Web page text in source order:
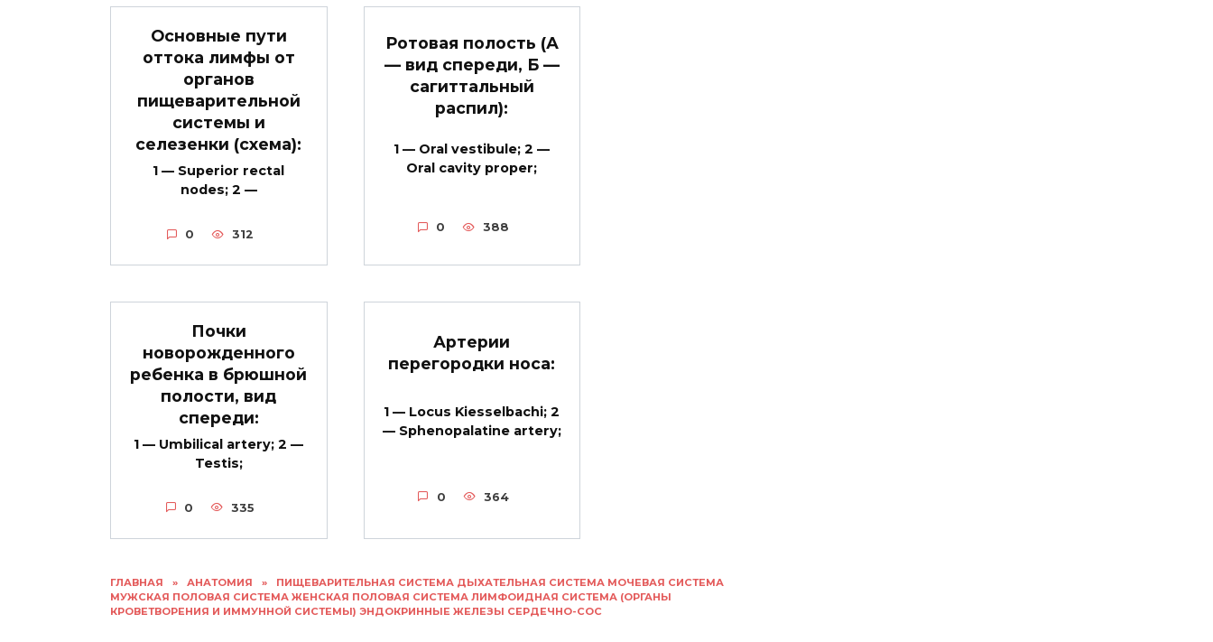
ГЛАВНАЯ » АНАТОМИЯ »
ПИЩЕВАРИТЕЛЬНАЯ СИСТЕМА ДЫХАТЕЛЬНАЯ СИСТЕМА МОЧЕВАЯ СИСТЕМА
МУЖСКАЯ ПОЛОВАЯ СИСТЕМА ЖЕНСКАЯ ПОЛОВАЯ СИСТЕМА ЛИМФОИДНАЯ СИСТЕМА (ОРГАНЫ
КРОВЕТВОРЕНИЯ И ИММУННОЙ СИСТЕМЫ) ЭНДОКРИННЫЕ ЖЕЛЕЗЫ СЕРДЕЧНО-СОС
Основные пути
оттока лимфы от
органов
пищеварительной
системы и
селезенки (схема):
1 — Superior rectal
nodes; 2 —
0 312
Ротовая полость (А
— вид спереди, Б —
сагиттальный
распил):
1 — Oral vestibule; 2 —
Oral cavity proper;
0 388
Почки
новорожденного
ребенка в брюшной
полости, вид
спереди:
1 — Umbilical artery; 2 —
Testis;
0 335
Артерии
перегородки носа:
1 — Locus Kiesselbachi; 2
— Sphenopalatine artery;
0 364